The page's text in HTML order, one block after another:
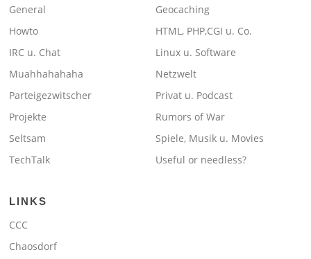
General
Geocaching
Howto
HTML, PHP,CGI u. Co.
IRC u. Chat
Linux u. Software
Muahhahahaha
Netzwelt
Parteigezwitscher
Privat u. Podcast
Projekte
Rumors of War
Seltsam
Spiele, Musik u. Movies
TechTalk
Useful or needless?
LINKS
CCC
Chaosdorf